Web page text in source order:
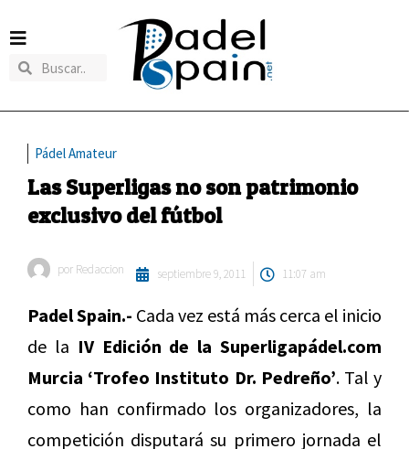
Pádel Amateur
Las Superligas no son patrimonio
exclusivo del fútbol
por Redaccion septiembre 9, 2011 11:07 am
Padel Spain.- Cada vez está más cerca el inicio
de la IV Edición de la Superligapádel.com
Murcia ‘Trofeo Instituto Dr. Pedreño’. Tal y
como han confirmado los organizadores, la
competición disputará su primero jornada el